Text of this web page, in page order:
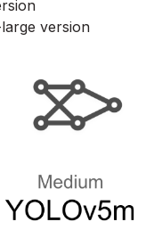
version